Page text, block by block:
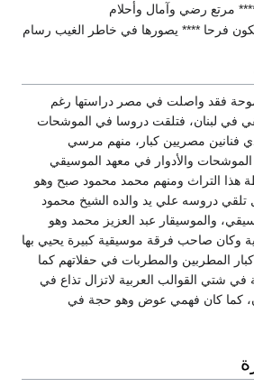
مرتع رضي وآمال وأحلام
فرحا **** يصورها في خاطر الغيب رسام
فقد واصلت في مصر دراستها رغم
في لبنان، فتلقت دروسا في الموشحات
فنانين مصريين كبار، منهم مرسي
الموشحات والأدوار في معهد الموسيقي
هذا التراث ومنهم محمد محمود صبح وهو
تلقي دروسه علي يد والده الشيخ محمود
والموسيقار عبد العزيز محمد وهو
وكان صاحب فرقة موسيقية كبيرة يحيي بها
المطربين والمطربات في حفلاتهم كما
شتي القوالب العربية لاتزال تذاع في
كما كان فهمي عوض وهو حجة في